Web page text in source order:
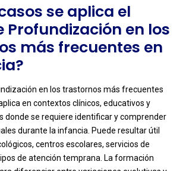
se aplica el
Profundización en los
más frecuentes en
en los trastornos más frecuentes
en contextos clínicos, educativos y
donde se requiere identificar y comprender
durante la infancia. Puede resultar útil
centros escolares, servicios de
de atención temprana. La formación